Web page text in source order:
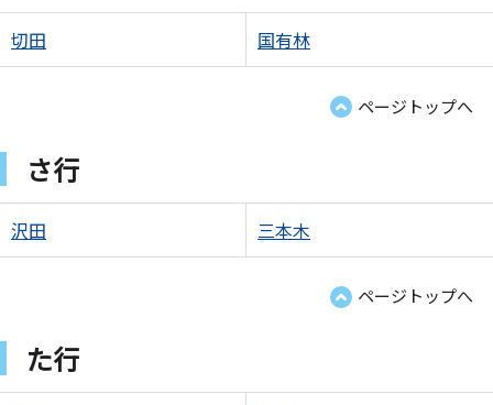
切田 国有林
ページトップへ
さ行
沢田 三本木
ページトップへ
た行